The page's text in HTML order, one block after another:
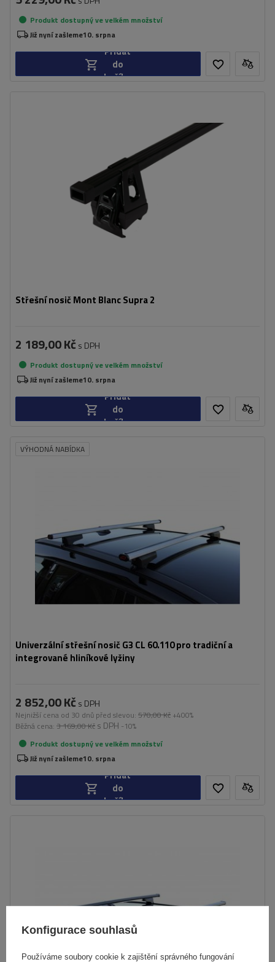
Produkt dostupný ve velkém množství
Již nyní zašleme10. srpna
Přidat
do
košíku
Střešní nosič Mont Blanc Supra 2
2 189,00 Kč s DPH
Produkt dostupný ve velkém množství
Již nyní zašleme10. srpna
Přidat
do
košíku
VÝHODNÁ NABÍDKA
Univerzální střešní nosič G3 CL 60.110 pro tradiční a
integrované hliníkové lyžiny
2 852,00 Kč s DPH
Nejnižší cena od 30 dnů před slevou: 570,00 Kč +400%
Běžná cena: 3 169,00 Kč s DPH -10%
Produkt dostupný ve velkém množství
Již nyní zašleme10. srpna
Přidat
do
košíku
Konfigurace souhlasů
Používáme soubory cookie k zajištění správného fungování